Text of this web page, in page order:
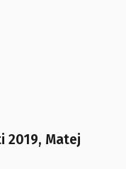
2019, Matej